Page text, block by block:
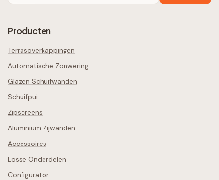
Producten
Terrasoverkappingen
Automatische Zonwering
Glazen Schuifwanden
Schuifpui
Zipscreens
Aluminium Zijwanden
Accessoires
Losse Onderdelen
Configurator